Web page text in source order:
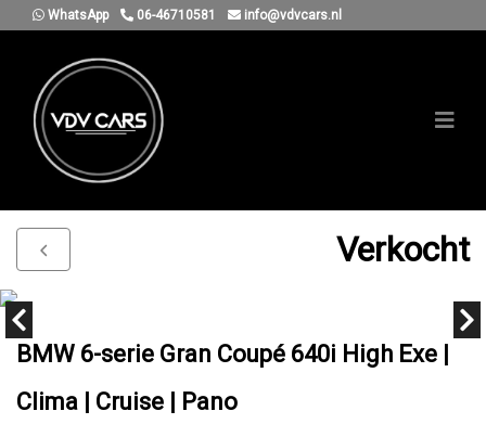
WhatsApp 06-46710581 info@vdvcars.nl
Verkocht
BMW 6-serie Gran Coupé 640i High Exe |
Clima | Cruise | Pano